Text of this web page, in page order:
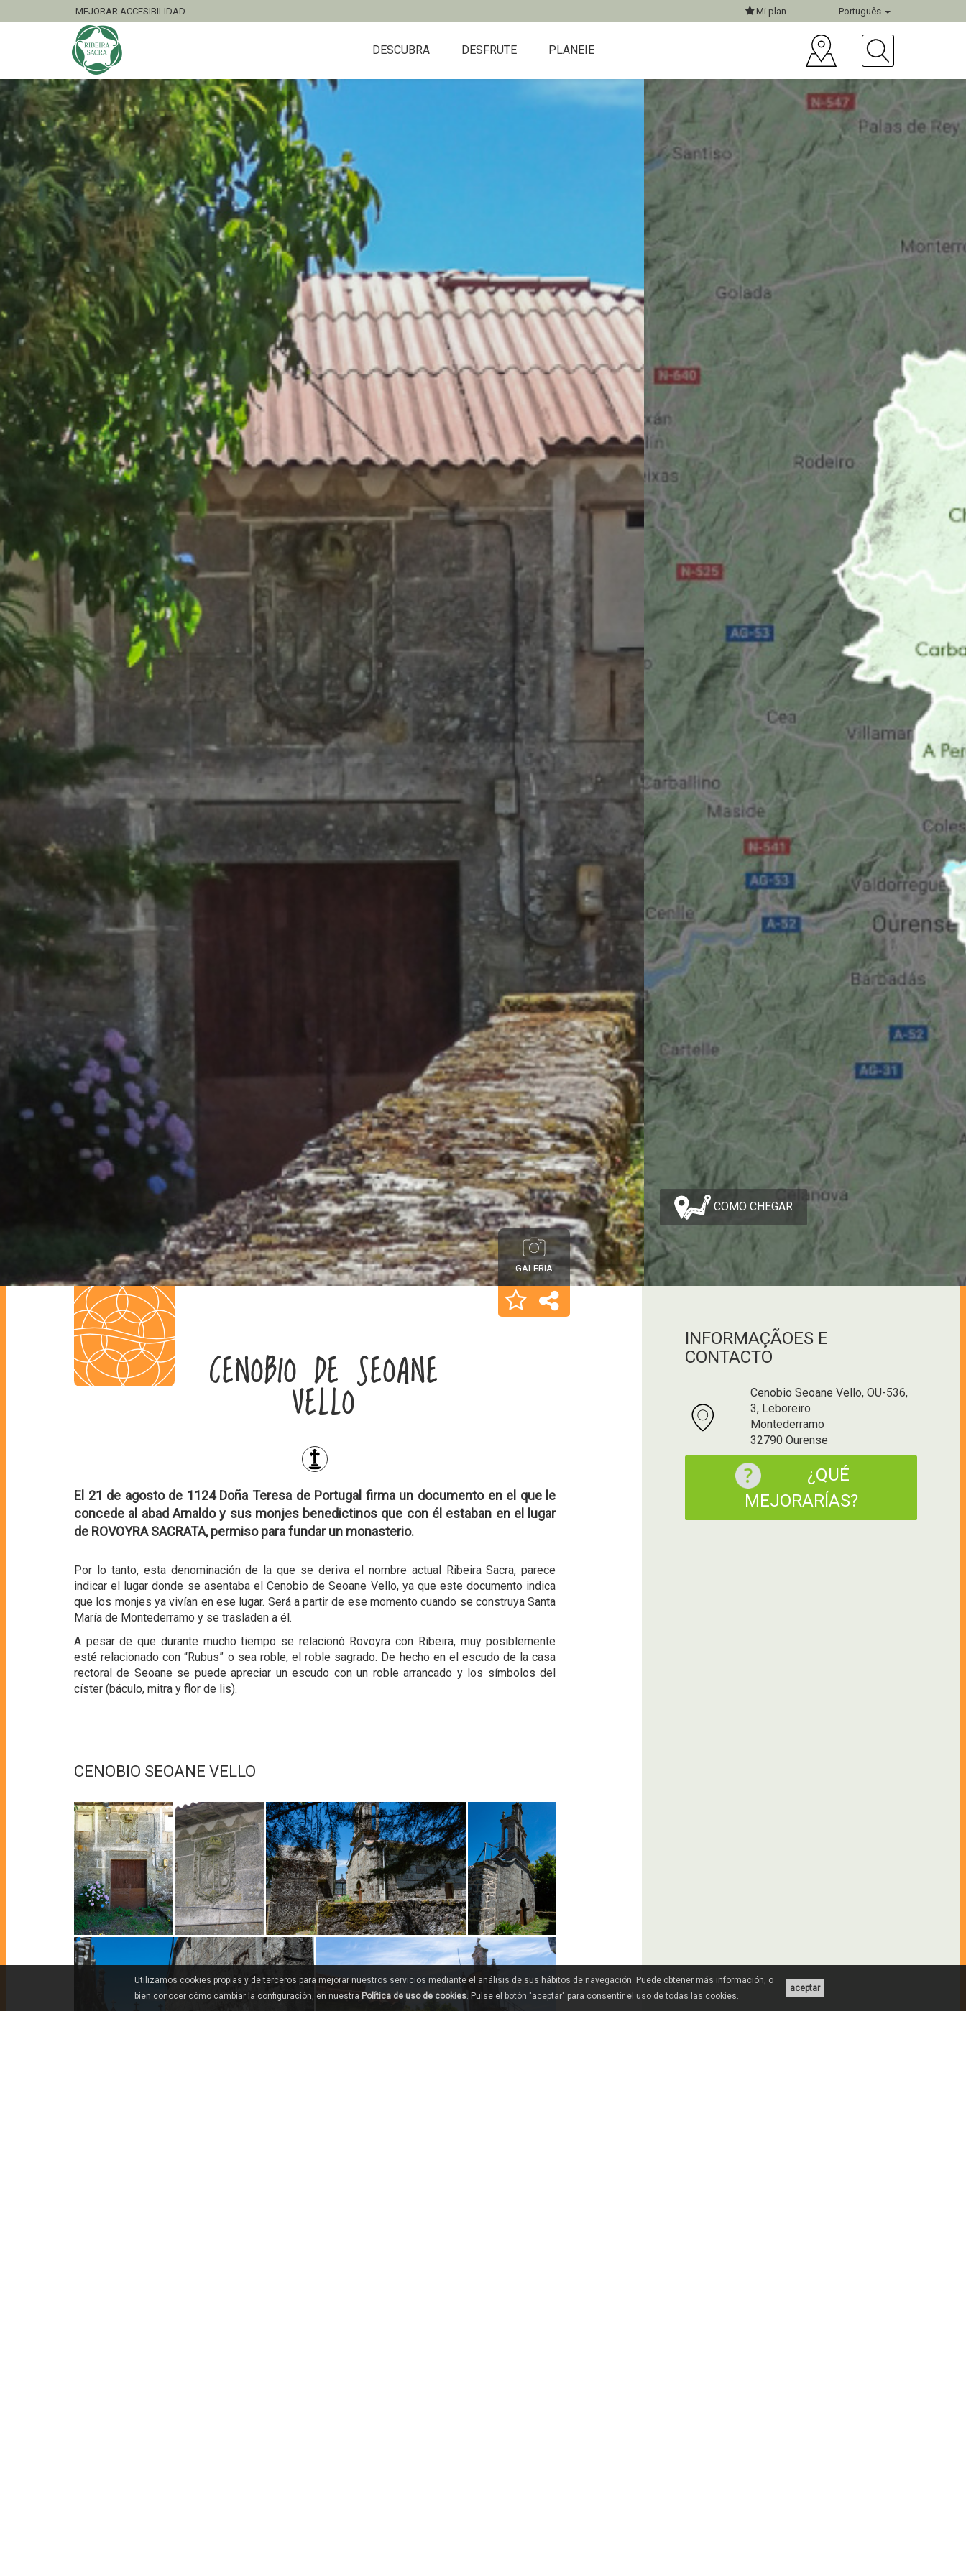
MEJORAR ACCESIBILIDAD Mi plan Português
DESCUBRA DESFRUTE PLANEIE
COMO CHEGAR
GALERIA
CENOBIO DE SEOANE
VELLO
El 21 de agosto de 1124 Doña Teresa de Portugal firma un documento en el que le
concede al abad Arnaldo y sus monjes benedictinos que con él estaban en el lugar
de ROVOYRA SACRATA, permiso para fundar un monasterio.
Por lo tanto, esta denominación de la que se deriva el nombre actual Ribeira Sacra, parece
indicar el lugar donde se asentaba el Cenobio de Seoane Vello, ya que este documento indica
que los monjes ya vivían en ese lugar. Será a partir de ese momento cuando se construya Santa
María de Montederramo y se trasladen a él.
A pesar de que durante mucho tiempo se relacionó Rovoyra con Ribeira, muy posiblemente
esté relacionado con “Rubus” o sea roble, el roble sagrado. De hecho en el escudo de la casa
rectoral de Seoane se puede apreciar un escudo con un roble arrancado y los símbolos del
císter (báculo, mitra y flor de lis).
CENOBIO SEOANE VELLO
INFORMAÇÃOES E
CONTACTO
Cenobio Seoane Vello, OU-536,
3, Leboreiro
Montederramo
32790 Ourense
¿QUÉ
MEJORARÍAS?
aceptar
Utilizamos cookies propias y de terceros para mejorar nuestros servicios mediante el análisis de sus hábitos de navegación. Puede obtener más información, o
bien conocer cómo cambiar la configuración, en nuestra Política de uso de cookies. Pulse el botón "aceptar" para consentir el uso de todas las cookies.